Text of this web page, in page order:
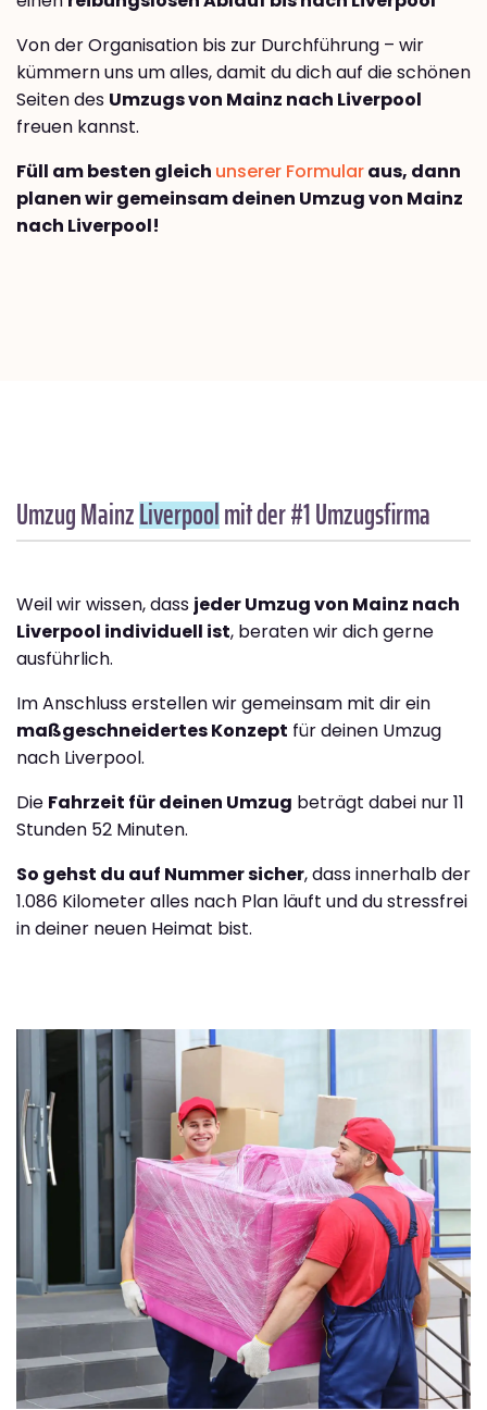
Von der Organisation bis zur Durchführung – wir
kümmern uns um alles, damit du dich auf die schönen
Seiten des Umzugs von Mainz nach Liverpool
freuen kannst.
Füll am besten gleich unserer Formularaus, dann
planen wir gemeinsam deinen Umzug von Mainz
nach Liverpool!
Umzug MainzLiverpoolmit der #1 Umzugsfirma
Weil wir wissen, dass jeder Umzug von Mainz nach
Liverpool individuell ist, beraten wir dich gerne
ausführlich.
Im Anschluss erstellen wir gemeinsam mit dir ein
maßgeschneidertes Konzept für deinen Umzug
nach Liverpool.
Die Fahrzeit für deinen Umzug beträgt dabei nur 11
Stunden 52 Minuten.
So gehst du auf Nummer sicher, dass innerhalb der
1.086 Kilometer alles nach Plan läuft und du stressfrei
in deiner neuen Heimat bist.